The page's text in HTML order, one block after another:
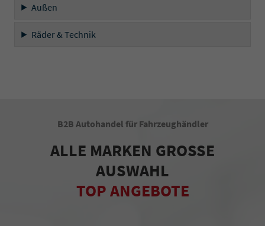
Außen
Räder & Technik
B2B Autohandel für Fahrzeughändler
ALLE MARKEN GROSSE
AUSWAHL
TOP ANGEBOTE